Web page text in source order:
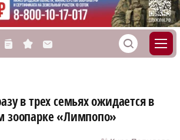
n s M S
в трех семьях ожидается в
зоопарке «Лимпопо»